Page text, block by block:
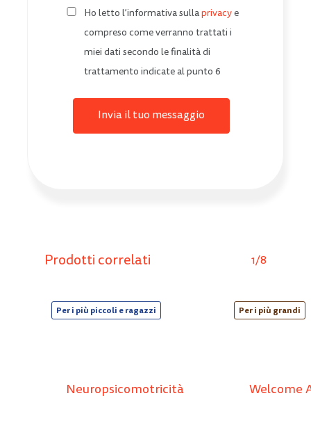
Ho letto l’informativa sulla privacy e
compreso come verranno trattati i
miei dati secondo le finalità di
trattamento indicate al punto 6
Invia il tuo messaggio
Prodotti correlati 1/8
Per i più piccoli e ragazzi
Neuropsicomotricità
Per i più grandi
Welcome